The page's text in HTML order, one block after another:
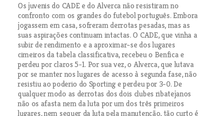
Os juvenis do CADE e do Alverca não resistiram no
confronto com os grandes do futebol português. Embora
jogassem em casa, sofreram derrotas pesadas, mas as
suas aspirações continuam intactas. O CADE, que vinha a
subir de rendimento e a aproximar-se dos lugares
cimeiros da tabela classificativa, recebeu o Benfica e
perdeu por claros 5-1. Por sua vez, o Alverca, que lutava
por se manter nos lugares de acesso à segunda fase, não
resistiu ao poderio do Sporting e perdeu por 3-0. De
qualquer modo as derrotas dos dois clubes ribatejanos
não os afasta nem da luta por um dos três primeiros
lugares, nem sequer da luta pela manutenção, tão curto é